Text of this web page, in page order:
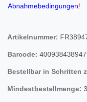
Abnahmebedingungen!
Artikelnummer:
Barcode:
Bestellbar in Schritten
Mindestbestellmenge: 3